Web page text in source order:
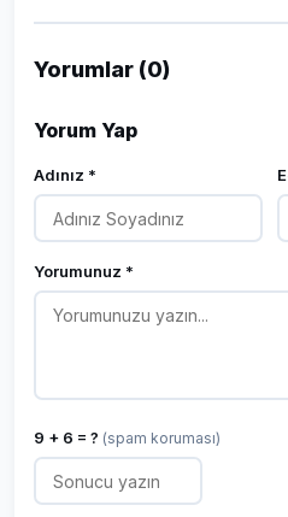
Yorumlar (0)
Yorum Yap
Adınız *
Yorumunuz *
9 + 6 = ? (spam koruması)